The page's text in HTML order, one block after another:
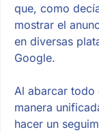
que, como
mostrar el
en diversas
Google.
Al abarcar todo
manera
hacer un